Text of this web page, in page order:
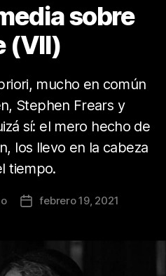
sobre
(VII)
mucho en común
Stephen Frears y
sí: el mero hecho de
los llevo en la cabeza
tiempo.
Fecha
publicación
febrero 19, 2021